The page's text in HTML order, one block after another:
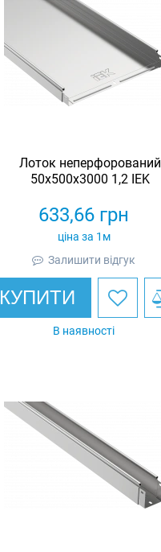
Лоток неперфорований
50х500х3000 1,2 IEK
633,66 грн
ціна за 1м
Залишити відгук
КУПИТИ
В наявності